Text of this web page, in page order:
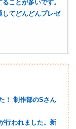
ことが多いです。
してどんどんプレゼ
！ 制作部のSさん
行われました。新